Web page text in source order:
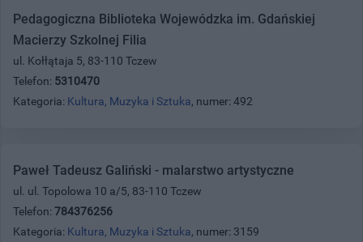
Pedagogiczna Biblioteka Wojewódzka im. Gdańskiej
Macierzy Szkolnej Filia
ul. Kołłątaja 5, 83-110 Tczew
Telefon: 5310470
Kategoria: Kultura, Muzyka i Sztuka, numer: 492
Paweł Tadeusz Galiński - malarstwo artystyczne
ul. ul. Topolowa 10 a/5, 83-110 Tczew
Telefon: 784376256
Kategoria: Kultura, Muzyka i Sztuka, numer: 3159